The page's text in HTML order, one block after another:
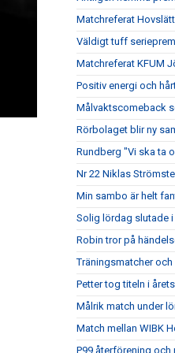
Matchreferat
Väldigt tuff
Matchreferat KFUM
Positiv energi och
Målvaktscomeback
Rörbolaget blir ny
Rundberg "Vi ska ta
Nr 22 Niklas
Min sambo är helt
Solig lördag slutade
Robin tror på
Träningsmatcher
Petter tog titeln i
Målrik match under
Match mellan WIBK
P99 återförening och